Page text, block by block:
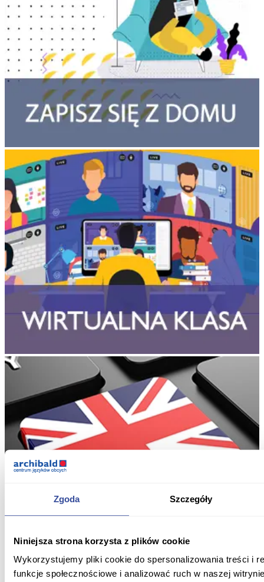
Zgoda Szczegóły
Niniejsza strona korzysta z plików cookie
Wykorzystujemy pliki cookie do spersonalizowania treści i
funkcje społecznościowe i analizować ruch w naszej